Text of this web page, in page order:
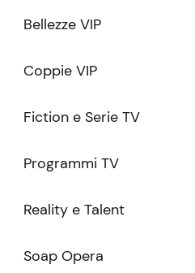
Bellezze VIP
Coppie VIP
Fiction e Serie TV
Programmi TV
Reality e Talent
Soap Opera